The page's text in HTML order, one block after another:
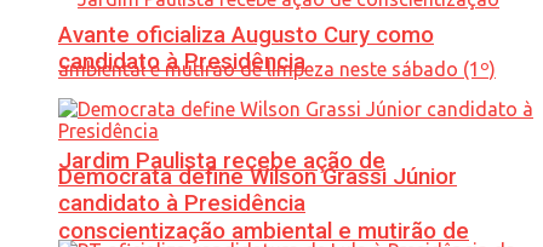
Jardim Paulista recebe ação de
conscientização ambiental e mutirão de
Avante oficializa Augusto Cury como
candidato à Presidência
Democrata define Wilson Grassi Júnior
candidato à Presidência